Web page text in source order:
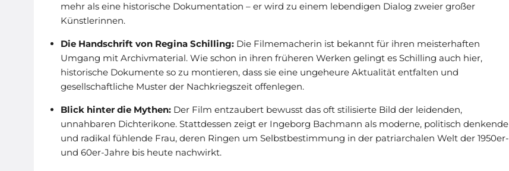
mehr als eine historische Dokumentation – er wird zu einem lebendigen Dialog zweier großer
Künstlerinnen.
Die Handschrift von Regina Schilling: Die Filmemacherin ist bekannt für ihren meisterhaften
Umgang mit Archivmaterial. Wie schon in ihren früheren Werken gelingt es Schilling auch hier,
historische Dokumente so zu montieren, dass sie eine ungeheure Aktualität entfalten und
gesellschaftliche Muster der Nachkriegszeit offenlegen.
Blick hinter die Mythen: Der Film entzaubert bewusst das oft stilisierte Bild der leidenden,
unnahbaren Dichterikone. Stattdessen zeigt er Ingeborg Bachmann als moderne, politisch denkende
und radikal fühlende Frau, deren Ringen um Selbstbestimmung in der patriarchalen Welt der 1950er-
und 60er-Jahre bis heute nachwirkt.